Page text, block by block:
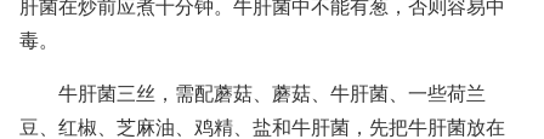
肝菌在炒前应煮十分钟。牛肝菌中不能有葱，否则容易中
毒。
牛肝菌三丝，需配蘑菇、蘑菇、牛肝菌、一些荷兰
豆、红椒、芝麻油、鸡精、盐和牛肝菌，先把牛肝菌放在